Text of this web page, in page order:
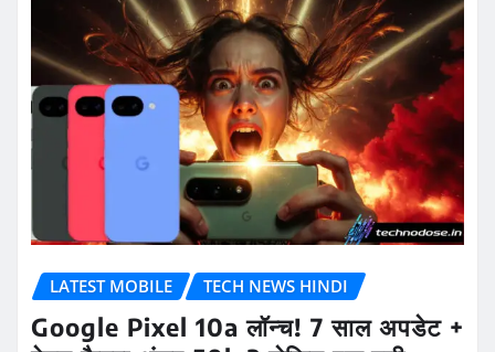
LATEST MOBILE TECH NEWS HINDI
Google Pixel 10a लॉन्च! 7 साल अपडेट +